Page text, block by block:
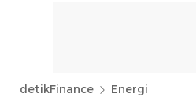
detikFinance Energi